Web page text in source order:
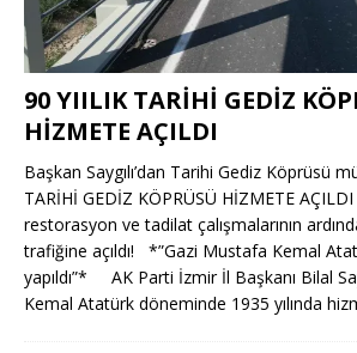
90 YIILIK TARİHİ GEDİZ
HİZMETE AÇILDI
Başkan Saygılı’dan Tarihi Gediz Köprüsü
TARİHİ GEDİZ KÖPRÜSÜ HİZMETE
restorasyon ve tadilat çalışmalarının
trafiğine açıldı! *”Gazi Mustafa Kemal
yapıldı”* AK Parti İzmir İl Başkanı Bilal
Kemal Atatürk döneminde 1935 yılında